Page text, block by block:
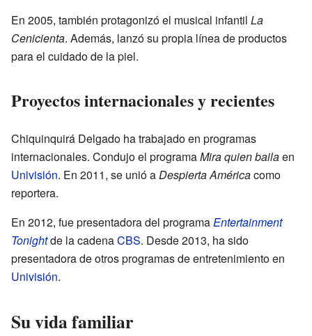
En 2005, también protagonizó el musical infantil La
Cenicienta. Además, lanzó su propia línea de productos
para el cuidado de la piel.
Proyectos internacionales y recientes
Chiquinquirá Delgado ha trabajado en programas
internacionales. Condujo el programaMira quien bailaen
Univisión. En 2011, se unió aDespierta Américacomo
reportera.
En 2012, fue presentadora del programaEntertainment
Tonightde la cadenaCBS. Desde 2013, ha sido
presentadora de otros programas de entretenimiento en
Univisión.
Su vida familiar